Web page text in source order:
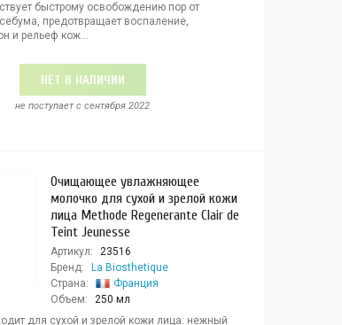
быстрому освобождению пор от
предотвращает воспаление,
и рельеф кож...
НЕТ В НАЛИЧИИ
не поступает c сентября 2022
Очищающее увлажняющее
молочко для сухой и зрелой кожи
лица Methode Regenerante Clair de
Teint Jeunesse
Артикул:
23516
Бренд:
La Biosthetique
Страна:
Франция
Объем:
250 мл
для сухой и зрелой кожи лица: нежный